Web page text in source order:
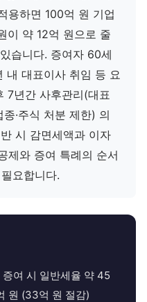
용하면 100억 원 기업
이 약 12억 원으로 줄
습니다. 증여자 60세
내 대표이사 취임 등 요
7년간 사후관리(대표
종·주식 처분 제한) 의
시 감면세액과 이자
제와 증여 특례의 순서
요합니다.
여 시 일반세율 약 45
원 (33억 원 절감)